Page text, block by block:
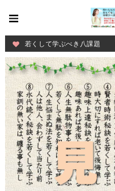
若くして学ぶべき八課題